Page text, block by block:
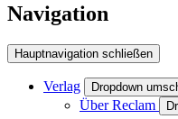
Navigation
Hauptnavigation schließen
Verlag Dropdown
Über Reclam